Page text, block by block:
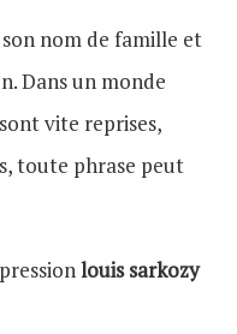
nom de famille et
Dans un monde
vite reprises,
toute phrase peut
louis sarkozy